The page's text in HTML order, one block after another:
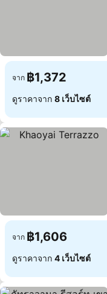
จาก ฿1,372
ดูราคาจาก 8 เว็บไซต์
จาก ฿1,606
ดูราคาจาก 4 เว็บไซต์